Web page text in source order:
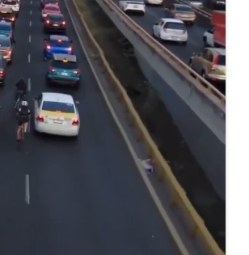
Adventskalender 2019
Adventskalender 2020
Adventskalender 2021
Adventskalender 2022
Adventskalender 2023
Adventskalender 2024